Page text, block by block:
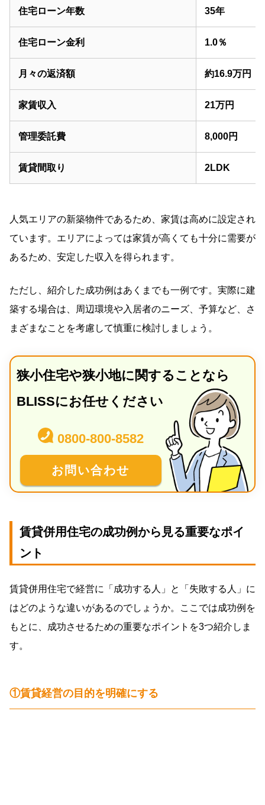
住宅ローン年数 35年
住宅ローン金利 1.0％
月々の返済額 約16.9万円
家賃収入 21万円
管理委託費 8,000円
賃貸間取り 2LDK
人気エリアの新築物件であるため、家賃は高めに設定され
ています。エリアによっては家賃が高くても十分に需要が
あるため、安定した収入を得られます。
ただし、紹介した成功例はあくまでも一例です。実際に建
築する場合は、周辺環境や入居者のニーズ、予算など、さ
まざまなことを考慮して慎重に検討しましょう。
狭小住宅や狭小地に関することなら
BLISSにお任せください
0800-800-8582
お問い合わせ
賃貸併用住宅の成功例から見る重要なポイ
ント
賃貸併用住宅で経営に「成功する人」と「失敗する人」に
はどのような違いがあるのでしょうか。ここでは成功例を
もとに、成功させるための重要なポイントを3つ紹介しま
す。
①賃貸経営の目的を明確にする